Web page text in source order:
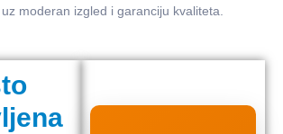
moderan izgled i garanciju kvaliteta.